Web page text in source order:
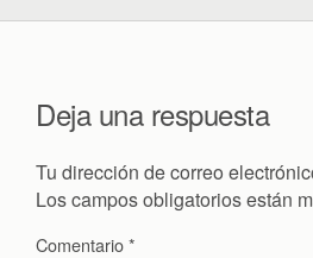
Deja una respuesta
Tu dirección de correo
Los campos obligatorios están
Comentario*